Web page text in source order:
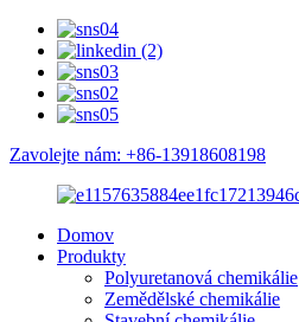
Zavolejte nám: +86-13918608198
Domov
Produkty
Polyuretanová chemikálie
Zemědělské chemikálie